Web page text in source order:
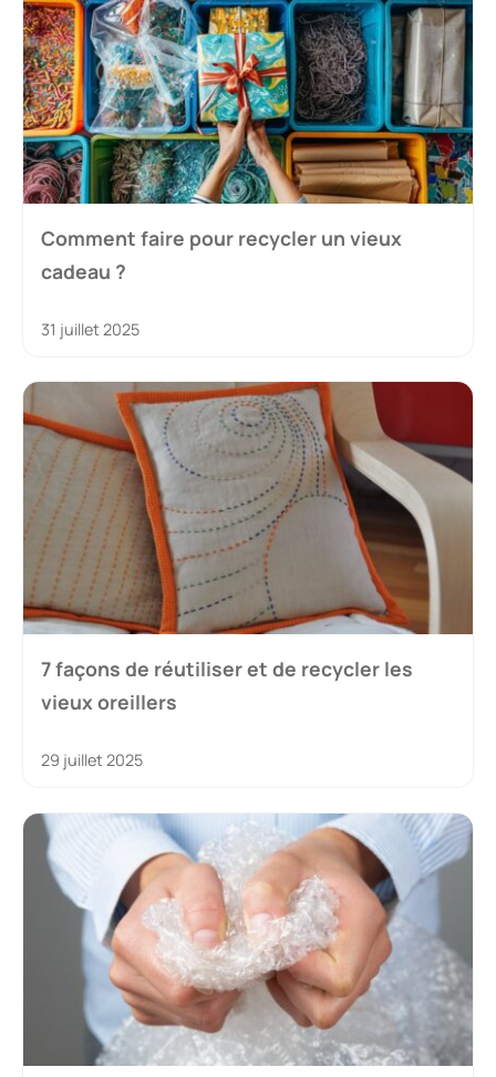
Comment faire pour recycler un vieux
cadeau ?
31 juillet 2025
7 façons de réutiliser et de recycler les
vieux oreillers
29 juillet 2025